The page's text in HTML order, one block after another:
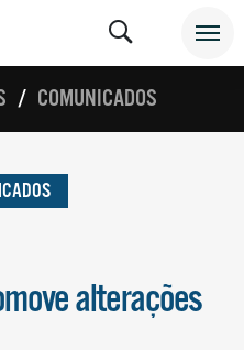
COMUNICADOS
alterações